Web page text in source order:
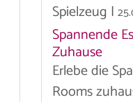
Spielzeug |
Spannende
Zuhause
Erlebe die
Rooms